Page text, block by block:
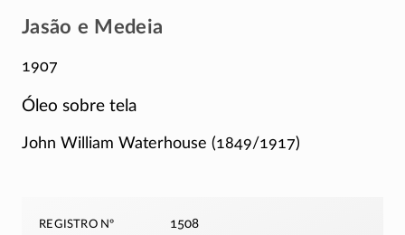
Jasão e Medeia
1907
Óleo sobre tela
John William Waterhouse (1849/1917)
registro nº 1508